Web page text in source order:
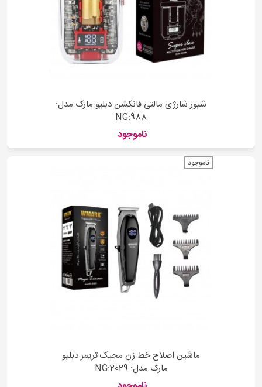
شیور شارژی مالتی فانکشن دبلیو مارک مدل:
NG:988
ناموجود
ناموجود
ماشین اصلاح خط زن مجیک تریمر دبلیو
مارک مدل: NG:2029